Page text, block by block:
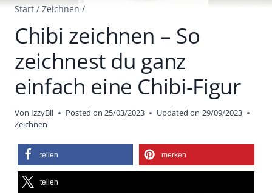
Start / Zeichnen /
Chibi zeichnen – So
zeichnest du ganz
einfach eine Chibi-Figur
Von IzzyBll Posted on 25/03/2023 Updated on 29/09/2023
Zeichnen
teilen merken
teilen